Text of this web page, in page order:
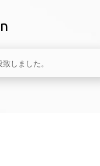
しました。